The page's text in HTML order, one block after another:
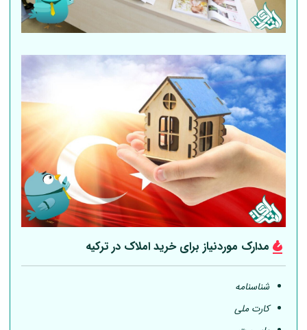
مدارک موردنیاز برای خرید املاک در ترکیه
شناسنامه
کارت ملی